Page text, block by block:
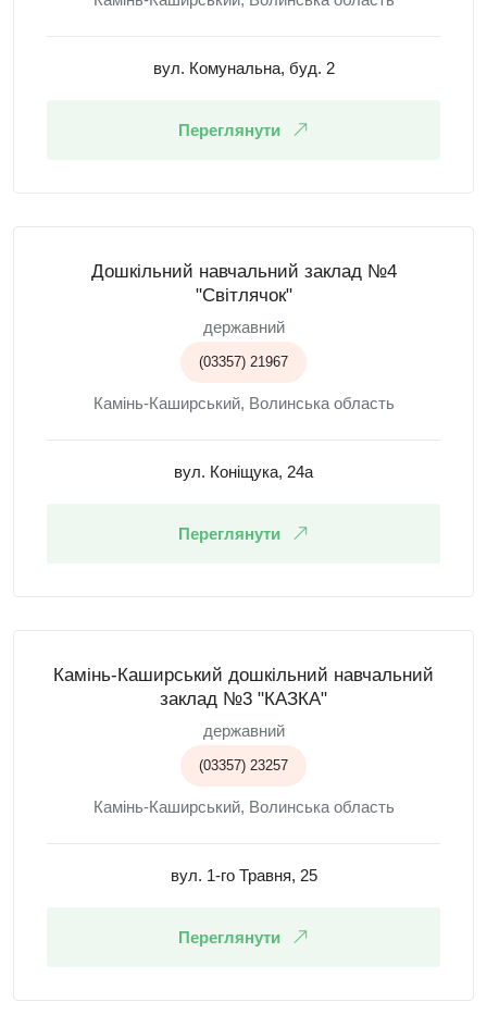
вул. Комунальна, буд. 2
Переглянути
Дошкільний навчальний заклад №4
"Світлячок"
державний
(03357) 21967
Камінь-Каширський, Волинська область
вул. Коніщука, 24а
Переглянути
Камінь-Каширський дошкільний навчальний
заклад №3 "КАЗКА"
державний
(03357) 23257
Камінь-Каширський, Волинська область
вул. 1-го Травня, 25
Переглянути